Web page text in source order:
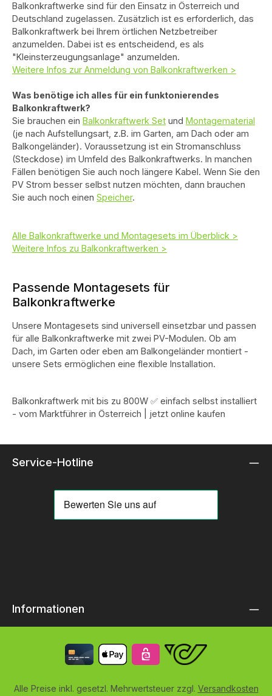
Balkonkraftwerke sind für den Einsatz in Österreich und
Deutschland zugelassen. Zusätzlich ist es erforderlich, das
Balkonkraftwerk bei Ihrem örtlichen Netzbetreiber
anzumelden. Dabei ist es entscheidend, es als
"Kleinsterzeugungsanlage" anzumelden.
Weitere Infos zur Anmeldung von Balkonkraftwerken >
Was benötige ich alles für ein funktonierendes
Balkonkraftwerk?
Sie brauchen ein Balkonkraftwerk Set und Montagematerial
(je nach Aufstellungsart, z.B. im Garten, am Dach oder am
Balkongeländer). Voraussetzung ist ein Stromanschluss
(Steckdose) im Umfeld des Balkonkraftwerks. In manchen
Fällen benötigen Sie auch noch längere Kabel. Wenn Sie den
PV Strom besser selbst nutzen möchten, dann brauchen
Sie auch noch einen Speicher.
Alle Balkonkraftwerke und Montagesets im Überblick >
Weitere Infos zu Balkonkraftwerken >
Passende Montagesets für
Balkonkraftwerke
Unsere Montagesets sind universell einsetzbar und passen
für alle Balkonkraftwerke mit zwei PV-Modulen. Ob am
Dach, im Garten oder eben am Balkongeländer montiert -
unsere Sets ermöglichen eine flexible Installation.
Balkonkraftwerk mit bis zu 800W ✅ einfach selbst installiert
- vom Marktführer in Österreich | jetzt online kaufen
Service-Hotline
Informationen
Alle Preise inkl. gesetzl. Mehrwertsteuer zzgl. Versandkosten